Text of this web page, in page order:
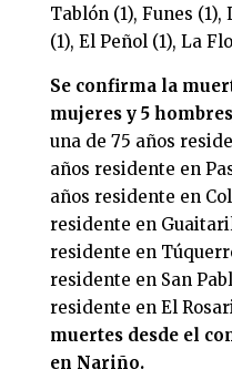
Tablón (1), Funes
(1), El Peñol (1), La
Se confirma la
mujeres y 5
una de 75 años
años residente en
años residente en
residente en
residente en
residente en San
residente en El
muertes desde el
en Nariño.